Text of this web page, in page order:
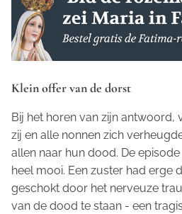
Klein offer van de dorst
Bij het horen van zijn antwoord,
zij en alle nonnen zich
allen naar hun dood. De
heel mooi. Een zuster had erge
geschokt door het nerveuze
van de dood te staan - een